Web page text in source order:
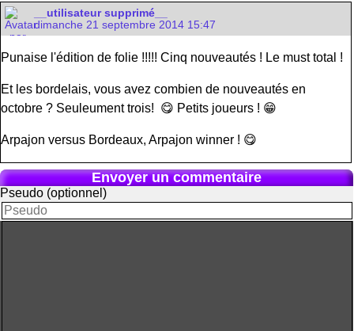
__utilisateur supprimé__
dimanche 21 septembre 2014 15:47
Punaise l'édition de folie !!!!! Cinq nouveautés ! Le must total !
Et les bordelais, vous avez combien de nouveautés en
octobre ? Seuleument trois! 😋 Petits joueurs ! 😁
Arpajon versus Bordeaux, Arpajon winner ! 😋
Envoyer un commentaire
Pseudo (optionnel)